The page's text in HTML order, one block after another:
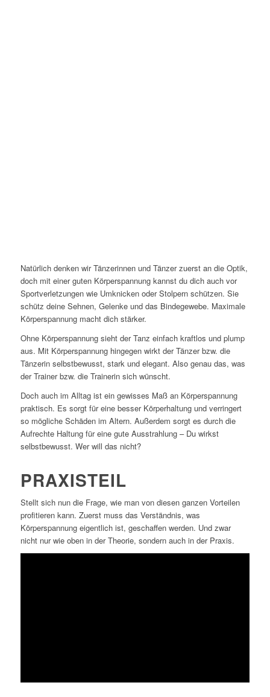
Natürlich denken wir Tänzerinnen und Tänzer zuerst an die Optik,
doch mit einer guten Körperspannung kannst du dich auch vor
Sportverletzungen wie Umknicken oder Stolpern schützen. Sie
schütz deine Sehnen, Gelenke und das Bindegewebe. Maximale
Körperspannung macht dich stärker.
Ohne Körperspannung sieht der Tanz einfach kraftlos und plump
aus. Mit Körperspannung hingegen wirkt der Tänzer bzw. die
Tänzerin selbstbewusst, stark und elegant. Also genau das, was
der Trainer bzw. die Trainerin sich wünscht.
Doch auch im Alltag ist ein gewisses Maß an Körperspannung
praktisch. Es sorgt für eine besser Körperhaltung und verringert
so mögliche Schäden im Altern. Außerdem sorgt es durch die
Aufrechte Haltung für eine gute Ausstrahlung – Du wirkst
selbstbewusst. Wer will das nicht?
PRAXISTEIL
Stellt sich nun die Frage, wie man von diesen ganzen Vorteilen
profitieren kann. Zuerst muss das Verständnis, was
Körperspannung eigentlich ist, geschaffen werden. Und zwar
nicht nur wie oben in der Theorie, sondern auch in der Praxis.